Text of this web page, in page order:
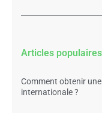
Articles
Comment obtenir
internationale ?